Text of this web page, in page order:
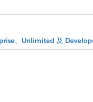
、 Unlimited 及